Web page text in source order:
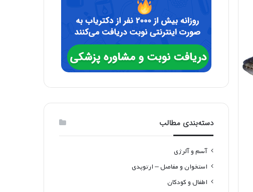
دسته‌بندی مطالب
آسم و آلرژی
استخوان و مفاصل – ارتوپدی
اطفال و کودکان